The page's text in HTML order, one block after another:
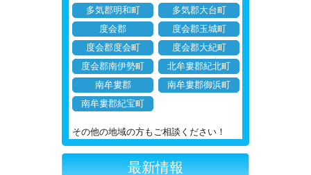
多気郡明和町
多気郡大台町
度会郡
度会郡玉城町
度会郡度会町
度会郡大紀町
度会郡南伊勢町
北牟婁郡紀北町
南牟婁郡
南牟婁郡御浜町
南牟婁郡紀宝町
その他の地域の方もご相談ください！
最新情報